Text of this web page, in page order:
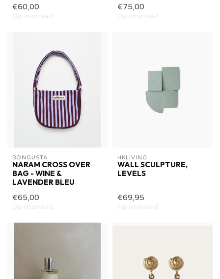
€60,00
Op voorraad
€75,00
Op voorraad
BONGUSTA
NARAM CROSS OVER
BAG - WINE &
LAVENDER BLEU
€65,00
Op voorraad
HKLIVING
WALL SCULPTURE,
LEVELS
€69,95
Op voorraad